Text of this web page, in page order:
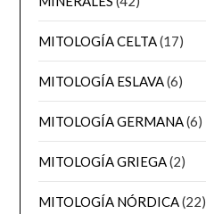
MITOLOGÍA CELTA(17)
MITOLOGÍA ESLAVA(6)
MITOLOGÍA GERMANA(6)
MITOLOGÍA GRIEGA(2)
MITOLOGÍA NÓRDICA(22)